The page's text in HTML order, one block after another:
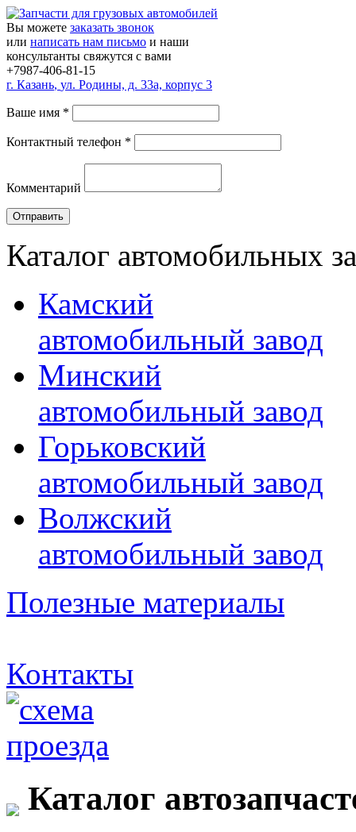
Вы можете заказать звонок
или написать нам письмо и наши
консультанты свяжутся с вами
+7987-406-81-15
г. Казань, ул. Родины, д. 33а, корпус 3
Ваше имя *
Контактный телефон *
Комментарий
Каталог автомобильных
Камский
автомобильный завод
Минский
автомобильный завод
Горьковский
автомобильный завод
Волжский
автомобильный завод
Полезные материалы
Контакты
Каталог